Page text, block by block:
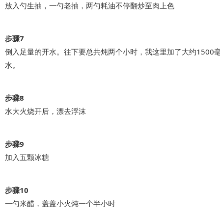
放入勺生抽，一勺老抽，两勺耗油不停翻炒至肉上色
步骤7
倒入足量的开水。往下要总共炖两个小时，我这里加了大约1500
水。
步骤8
水大火烧开后，漂去浮沫
步骤9
加入五颗冰糖
步骤10
一勺米醋，盖盖小火炖一个半小时